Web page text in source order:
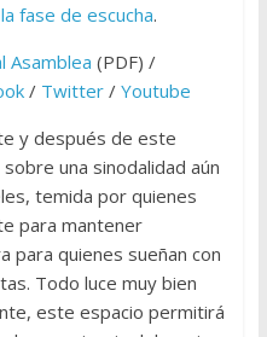
fase de escucha.
Asamblea (PDF) /
/ Twitter/ Youtube
y después de este
una sinodalidad aún
temida por quienes
para mantener
para quienes sueñan con
Todo luce muy bien
este espacio permitirá